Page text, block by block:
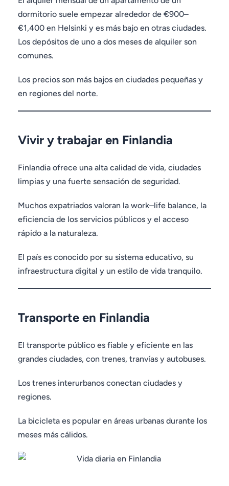
dormitorio suele empezar alrededor de €900–
€1,400 en Helsinki y es más bajo en otras ciudades.
Los depósitos de uno a dos meses de alquiler son
comunes.
Los precios son más bajos en ciudades pequeñas y
en regiones del norte.
Vivir y trabajar en Finlandia
Finlandia ofrece una alta calidad de vida, ciudades
limpias y una fuerte sensación de seguridad.
Muchos expatriados valoran la work–life balance, la
eficiencia de los servicios públicos y el acceso
rápido a la naturaleza.
El país es conocido por su sistema educativo, su
infraestructura digital y un estilo de vida tranquilo.
Transporte en Finlandia
El transporte público es fiable y eficiente en las
grandes ciudades, con trenes, tranvías y autobuses.
Los trenes interurbanos conectan ciudades y
regiones.
La bicicleta es popular en áreas urbanas durante los
meses más cálidos.